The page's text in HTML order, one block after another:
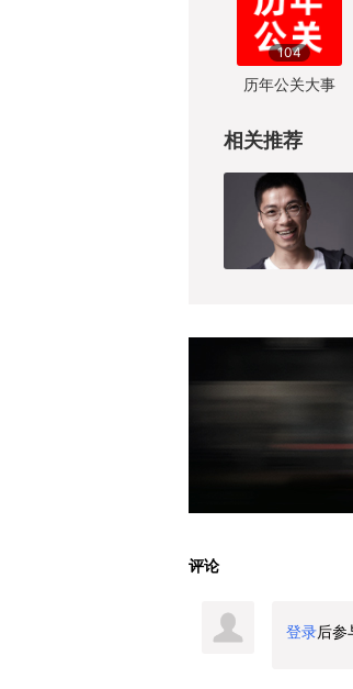
104
历年公关大事
相关推荐
评论
登录后参